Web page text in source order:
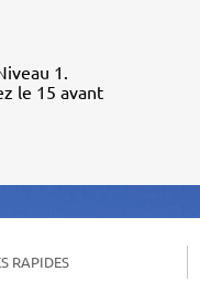
1.
le 15 avant
RAPIDES